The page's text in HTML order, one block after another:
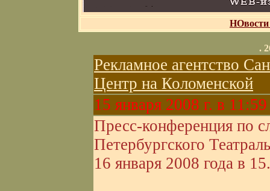
НОвости
.
Рекламное агентство
Центр на Коломенской
15 января 2008 г. в 11:59
Пресс-конференция по
Петербургского
16 января 2008 года в